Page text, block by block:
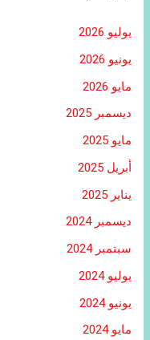
يوليو 2026
يونيو 2026
مايو 2026
ديسمبر 2025
مايو 2025
أبريل 2025
يناير 2025
ديسمبر 2024
سبتمبر 2024
يوليو 2024
يونيو 2024
مايو 2024